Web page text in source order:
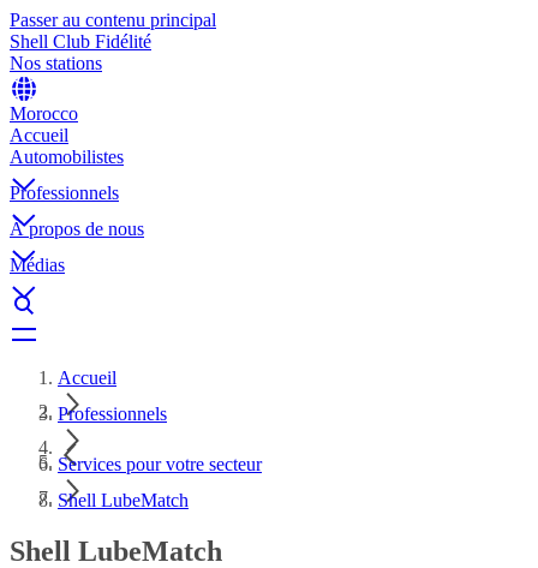
Passer au contenu principal
Shell Club Fidélité
Nos stations
Morocco
Accueil
Automobilistes
Professionnels
À propos de nous
Médias
Accueil
Professionnels
Services pour votre secteur
Shell LubeMatch
Shell LubeMatch